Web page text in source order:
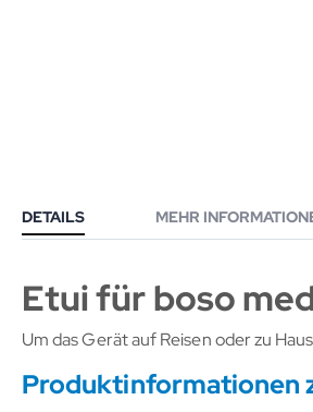
DETAILS
Etui für boso
Um das Gerät auf Reisen oder zu
Produktinformationen
MEHR